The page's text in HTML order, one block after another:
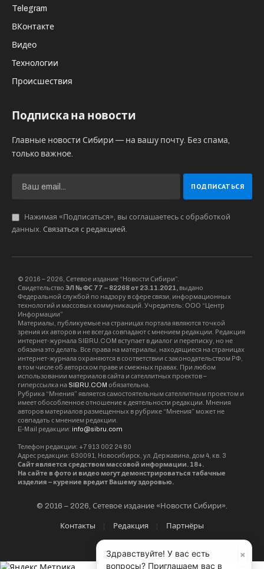
Telegram
ВКонтакте
Видео
Технологии
Происшествия
Подписка на новости
Главные новости Сибири — на вашу почту. Без спама,
только важное.
Нажимая «Подписаться», вы соглашаетесь с обработкой
данных. Связаться с редакцией.
© 2016 – 2026, Сетевое издание “Новости Сибири”.
Свидетельство ЭЛ № ФС 77 – 82268 от 23.11.2021, выдано
Федеральной службой по надзору в сфере связи, информационных
технологий и массовых коммуникаций. Учредитель: ООО “Центр
Информации”
Материалы, публикуемые на страницах портала являются точкой
зрения их авторов и не всегда совпадают с мнением редакции. Редакция
интернет-журнала SIBRU.COM вступает в диалог и переписку, но не
обязана это делать. Все права на материалы, находящиеся на страницах
интернет-журнала охраняются в соответствии с законодательством РФ,
в том числе об авторском праве и смежных правах. При любом
использовании материалов сайта и сателлитных проектов –
гиперссылка на SIBRU.COM обязательна.
Рубрика “Мнения” является самостоятельным сателлитным проектом и
имеет обособленное отношение к деятельности редакции. Мнения
авторов материалов размещенных в рубрике “Мнения” может не
совпадать с мнением редакции.
E-Mail редакции: info@sibru.com
Телефон редакции: +7 913 002 24 80
Адрес редакции: 630091, Новосибирск, ул. Державина, дом 4, кв. 3
Сайт является средством массовой информации. 18+.
На сайте в фото и видео могут демонстрироваться табачные
изделия – курение вредит Вашему здоровью.
© 2016 – 2026, Сетевое издание «Новости Сибири».
Контакты Редакция Партнёры
×
Здравствуйте! У вас есть
вопросы? Приглашаем вас в